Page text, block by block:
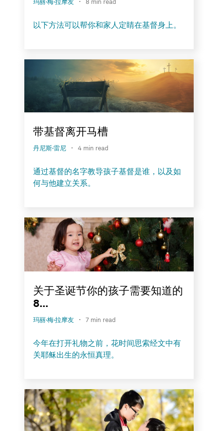
玛丽·梅·拉摩友 8 min read
以下方法可以帮你和家人定睛在基督身上。
带基督离开马槽
丹尼斯·雷尼 · 4 min read
通过基督的名字教导孩子基督是谁，以及如
何与他建立关系。
关于圣诞节你的孩子需要知道的
8...
玛丽·梅·拉摩友 · 7 min read
今年在打开礼物之前，花时间思索经文中有
关耶稣出生的永恒真理。